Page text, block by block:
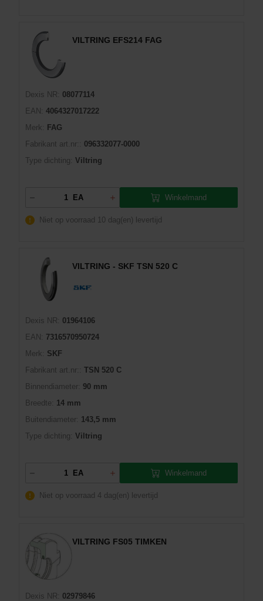
VILTRING EFS214 FAG
Dexis NR:
08077114
EAN:
4064327017222
Merk:
FAG
Fabrikant art.nr::
096332077-0000
Type dichting: Viltring
EA Winkelmand
Niet op voorraad 10 dag(en) levertijd
VILTRING - SKF TSN 520 C
Dexis NR:
01964106
EAN:
7316570950724
Merk:
SKF
Fabrikant art.nr::
TSN 520 C
Binnendiameter: 90 mm
Breedte:
14 mm
Buitendiameter: 143,5 mm
Type dichting: Viltring
EA Winkelmand
Niet op voorraad 4 dag(en) levertijd
VILTRING FS05 TIMKEN
Dexis NR:
02979846